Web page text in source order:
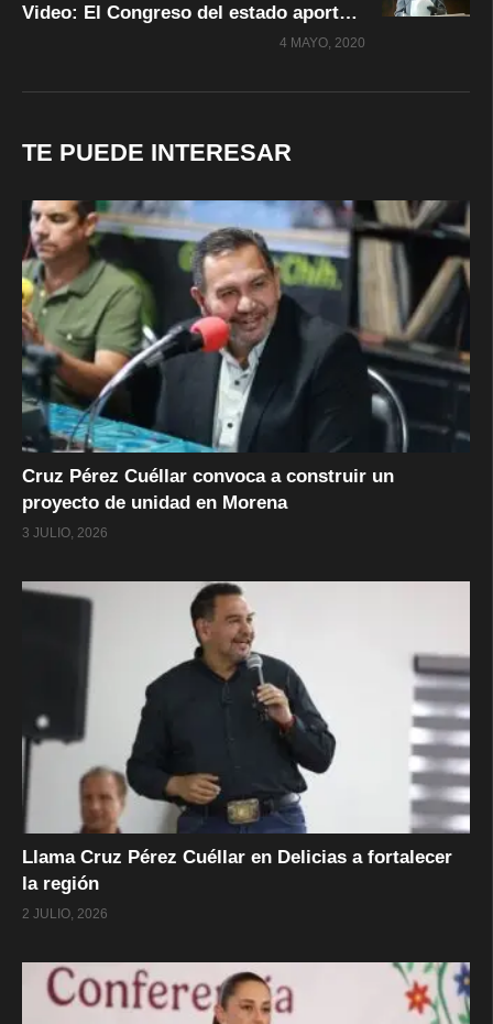
Video: El Congreso del estado aporta 115 millones de pesos, al combate del covid19
4 MAYO, 2020
TE PUEDE INTERESAR
Cruz Pérez Cuéllar convoca a construir un
proyecto de unidad en Morena
3 JULIO, 2026
Llama Cruz Pérez Cuéllar en Delicias a fortalecer
la región
2 JULIO, 2026